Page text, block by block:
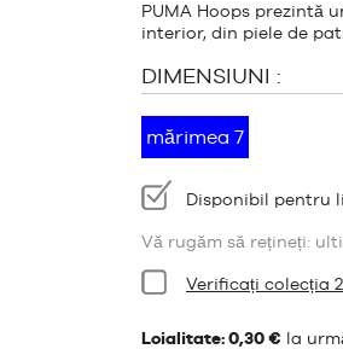
PUMA Hoops prezintă
interior, din piele de
DIMENSIUNI :
mărimea 7
Disponibilitate:
Disponibil pentru
Vă rugăm să rețineți:
Stare:
Nouă
Verificați colecția
Loialitate: 0,30 € la